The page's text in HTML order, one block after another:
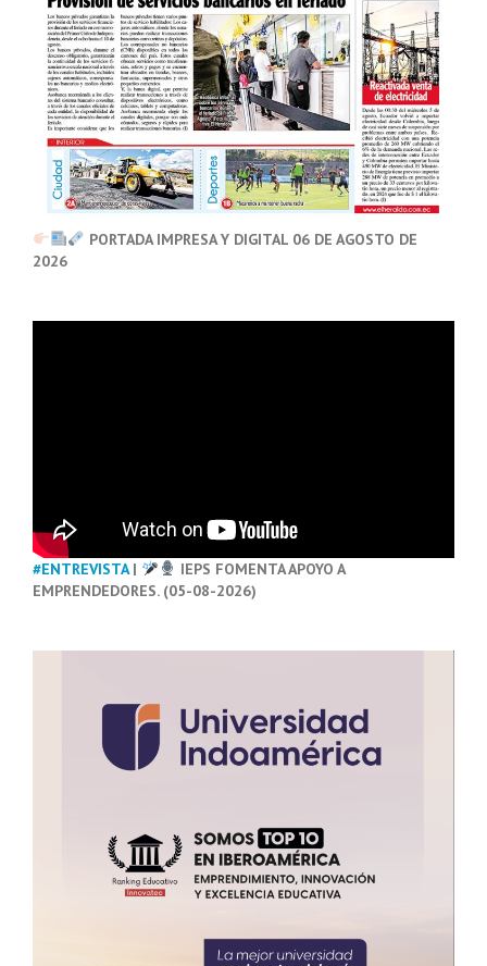
PORTADA IMPRESA Y DIGITAL 06 DE AGOSTO DE
2026
#ENTREVISTA|
IEPS FOMENTA APOYO A
EMPRENDEDORES. (05-08-2026)